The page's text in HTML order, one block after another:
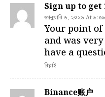
Sign up to get
জানুয়ারি ৬, ২০২৬ At ৯:৫৯
Your point of
and was
have a
রিপ্লাই
Binance账户